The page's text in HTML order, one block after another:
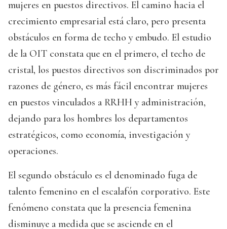
mujeres en puestos directivos. El camino hacia el
crecimiento empresarial está claro, pero presenta
obstáculos en forma de techo y embudo. El estudio
de la OIT constata que en el primero, el techo de
cristal, los puestos directivos son discriminados por
razones de género, es más fácil encontrar mujeres
en puestos vinculados a RRHH y administración,
dejando para los hombres los departamentos
estratégicos, como economía, investigación y
operaciones.
El segundo obstáculo es el denominado fuga de
talento femenino en el escalafón corporativo. Este
fenómeno constata que la presencia femenina
disminuye a medida que se asciende en el